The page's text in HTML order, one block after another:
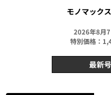
モノマック
2026年8月
特別価格：
最新